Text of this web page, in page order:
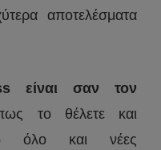
αποτελέσματα
είναι σαν τον
το θέλετε και
όλο και νέες